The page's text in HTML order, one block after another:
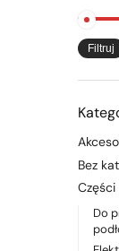
Filtruj
Bez
Do